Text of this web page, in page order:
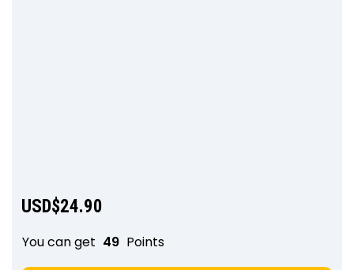
USD$24.90
You can get 49 Points